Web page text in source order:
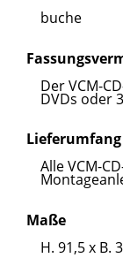
buche
Der VCM-
DVDs oder
Lieferumfang
Alle VCM-
Maße
H. 91,5 x B.